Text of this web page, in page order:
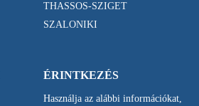
THASSOS-SZIGET
SZALONIKI
ÉRINTKEZÉS
Használja az alábbi információkat,